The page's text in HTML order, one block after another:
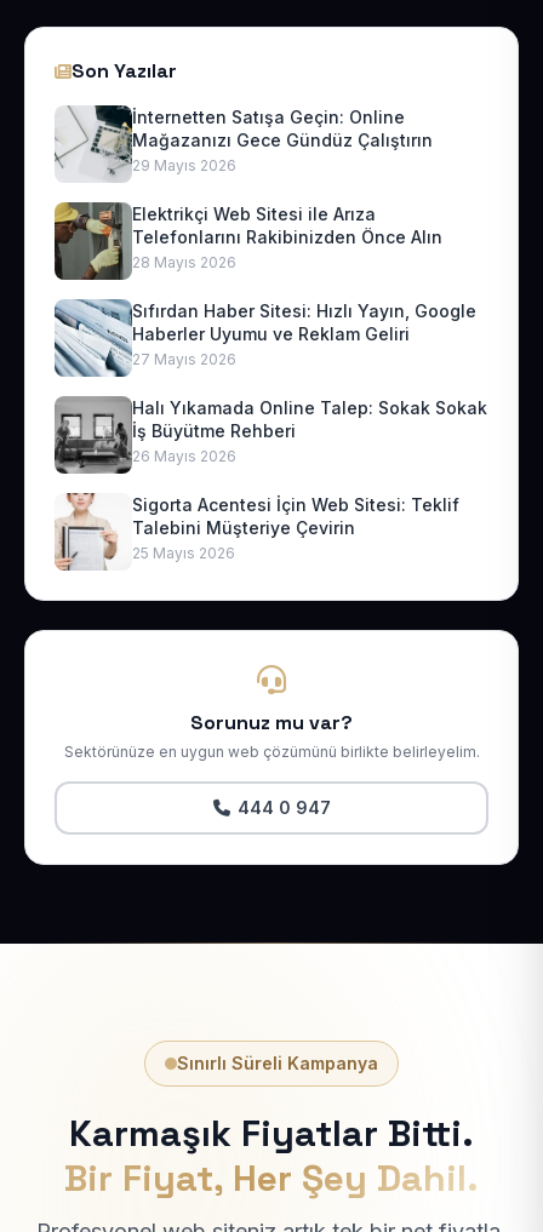
Son Yazılar
İnternetten Satışa Geçin: Online
Mağazanızı Gece Gündüz Çalıştırın
29 Mayıs 2026
Elektrikçi Web Sitesi ile Arıza
Telefonlarını Rakibinizden Önce Alın
28 Mayıs 2026
Sıfırdan Haber Sitesi: Hızlı Yayın, Google
Haberler Uyumu ve Reklam Geliri
27 Mayıs 2026
Halı Yıkamada Online Talep: Sokak Sokak
İş Büyütme Rehberi
26 Mayıs 2026
Sigorta Acentesi İçin Web Sitesi: Teklif
Talebini Müşteriye Çevirin
25 Mayıs 2026
Sorunuz mu var?
Sektörünüze en uygun web çözümünü birlikte belirleyelim.
444 0 947
Sınırlı Süreli Kampanya
Karmaşık Fiyatlar Bitti.
Bir Fiyat, Her Şey Dahil.